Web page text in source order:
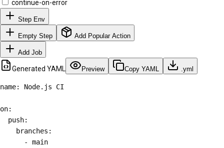
continue-on-error
Step Env
Empty Step Add Popular Action
Add Job
Generated YAML Preview Copy YAML .yml
name: Node.js CI
on:
  push:
    branches:
      - main